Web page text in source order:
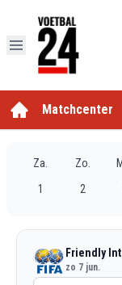
Matchcenter
Za.
1
Zo.
2
Friendly
zo 7 jun.